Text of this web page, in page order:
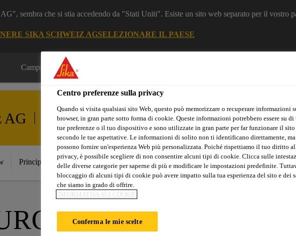
sembra che si stia accedendo da "Stati Uniti". Esiste un sito web separato per il vostro
SIKA SCHWEIZ AGSELEZIONARE IL PAESE
Campi d'applicazione
AG Componenti per le Costruzioni
Principali Innovazioni Calcolatore giunti Referenze Globali Servizi
STREET
Centro preferenze sulla privacy
Quando si visita qualsiasi sito Web, questo può memorizzare o recuperare informazioni
browser, in gran parte sotto forma di cookie. Queste informazioni potrebbero essere su di
tue preferenze o il tuo dispositivo e sono utilizzate in gran parte per far funzionare il sito
secondo le tue aspettative. Le informazioni di solito non ti identificano direttamente, ma
possono fornire un'esperienza Web più personalizzata. Poiché rispettiamo il tuo diritto
privacy, è possibile scegliere di non consentire alcuni tipi di cookie. Clicca sulle
delle diverse categorie per saperne di più e modificare le impostazioni predefinite.
bloccaggio di alcuni tipi di cookie può avere impatto sulla tua esperienza del sito e dei
che siamo in grado di offrire.
INFORMATIVA SUI COOKIE
Conferma le mie scelte